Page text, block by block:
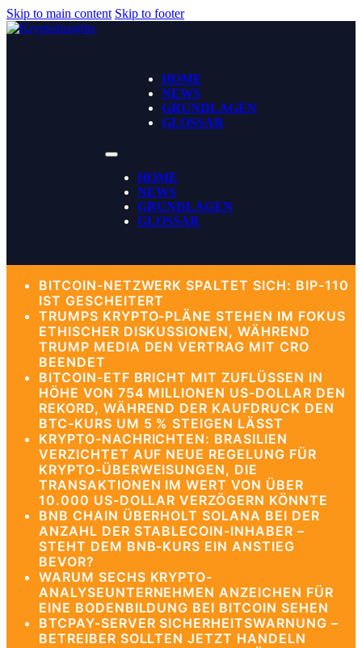
Skip to main content Skip to footer
HOME
NEWS
GRUNDLAGEN
GLOSSAR
HOME
NEWS
GRUNDLAGEN
GLOSSAR
BITCOIN-NETZWERK SPALTET SICH: BIP-110
IST GESCHEITERT
TRUMPS KRYPTO-PLÄNE STEHEN IM FOKUS
ETHISCHER DISKUSSIONEN, WÄHREND
TRUMP MEDIA DEN VERTRAG MIT CRO
BEENDET
BITCOIN-ETF BRICHT MIT ZUFLÜSSEN IN
HÖHE VON 754 MILLIONEN US-DOLLAR DEN
REKORD, WÄHREND DER KAUFDRUCK DEN
BTC-KURS UM 5 % STEIGEN LÄSST
KRYPTO-NACHRICHTEN: BRASILIEN
VERZICHTET AUF NEUE REGELUNG FÜR
KRYPTO-ÜBERWEISUNGEN, DIE
TRANSAKTIONEN IM WERT VON ÜBER
10.000 US-DOLLAR VERZÖGERN KÖNNTE
BNB CHAIN ÜBERHOLT SOLANA BEI DER
ANZAHL DER STABLECOIN-INHABER –
STEHT DEM BNB-KURS EIN ANSTIEG
BEVOR?
WARUM SECHS KRYPTO-
ANALYSEUNTERNEHMEN ANZEICHEN FÜR
EINE BODENBILDUNG BEI BITCOIN SEHEN
BTCPAY-SERVER SICHERHEITSWARNUNG –
BETREIBER SOLLTEN JETZT HANDELN